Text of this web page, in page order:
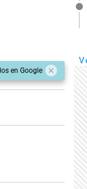
en Google